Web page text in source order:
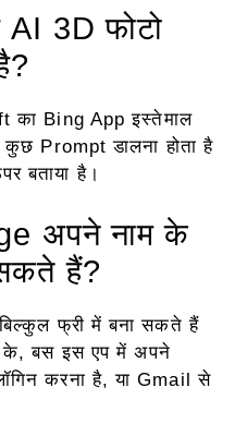
3D फोटो
का Bing App इस्तेमाल
Prompt डालना होता है
बताया है।
अपने नाम के
हैं?
फ्री में बना सकते हैं
के, बस इस एप में अपने
करना है, या Gmail से